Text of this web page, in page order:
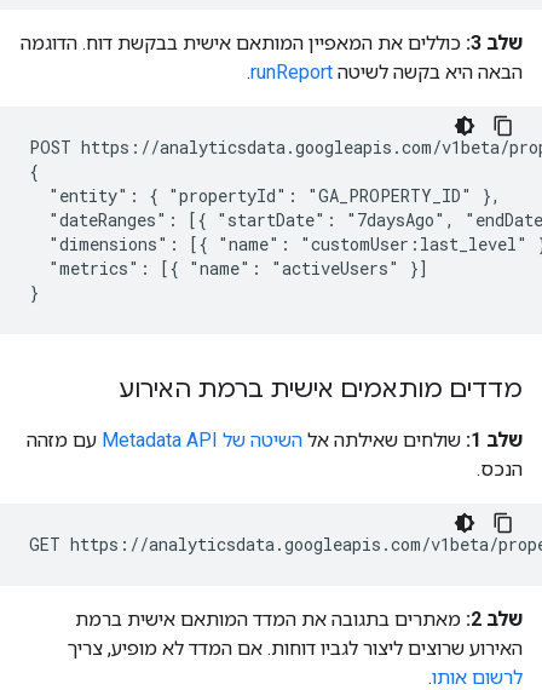
שלב 3:
כוללים את המאפיין המותאם אישית בבקשת דוח. הדוגמה
הבאה היא בקשה לשיטה runReport
.
POST https://analyticsdata.googleapis.com/v1beta/
{
  "entity": { "propertyId": "GA_PROPERTY_ID" },
"dateRanges": [{ "startDate": "7daysAgo",
"dimensions": [{ "name": "customUser:last_level"
  "metrics": [{ "name": "activeUsers" }]
מדדים מותאמים אישית ברמת האירוע
שלב 1: שולחים שאילתה אל השיטה של Metadata API
עם מזהה
הנכס.
שלב 2:
מאתרים בתגובה את המדד המותאם אישית ברמת
האירוע שרוצים ליצור לגביו דוחות. אם המדד לא מופיע, צריך
לרשום אותו.